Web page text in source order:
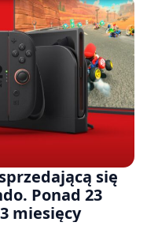
się
Ponad 23
miesięcy